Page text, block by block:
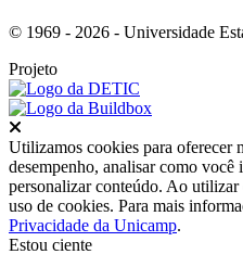
© 1969 - 2026 - Universidade
Projeto
Utilizamos cookies para oferecer
desempenho, analisar como você
personalizar conteúdo. Ao
uso de cookies. Para mais
Privacidade da Unicamp.
Estou ciente